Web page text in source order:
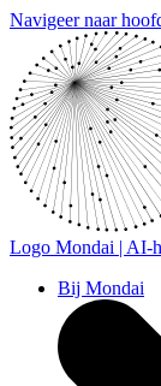
Navigeer naar
Logo Mondai | AI-
Bij Mondai